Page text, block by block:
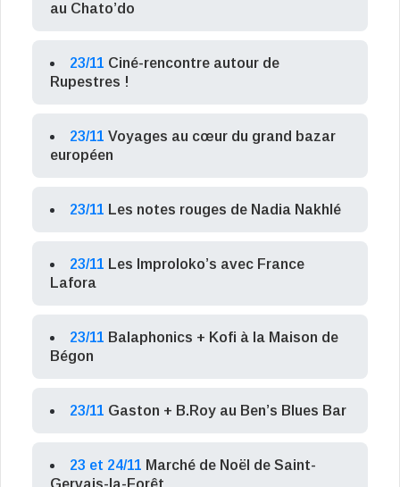
au Chato’do
23/11 Ciné-rencontre autour de
Rupestres !
23/11 Voyages au cœur du grand bazar
européen
23/11 Les notes rouges de Nadia Nakhlé
23/11 Les Improloko’s avec France
Lafora
23/11 Balaphonics + Kofi à la Maison de
Bégon
23/11 Gaston + B.Roy au Ben’s Blues Bar
23 et 24/11 Marché de Noël de Saint-
Gervais-la-Forêt